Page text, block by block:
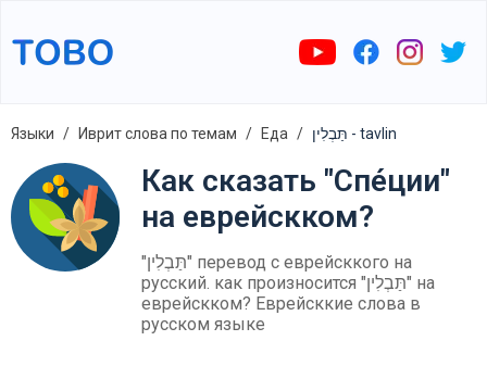
Языки Иврит слова по темам Еда תַּבְלִין - tavlin
Как сказать "Спе́ции"
на еврейскком?
"תַּבְלִין" перевод с еврейсккого на
русский. как произносится "תַּבְלִין" на
еврейскком? Еврейсккие слова в
русском языке